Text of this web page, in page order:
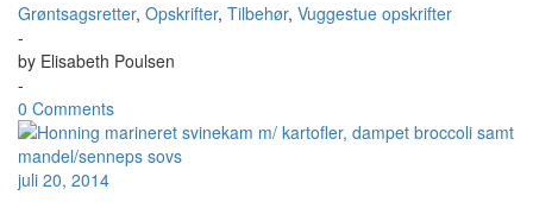
Grøntsagsretter, Opskrifter, Tilbehør, Vuggestue opskrifter
-
by Elisabeth Poulsen
-
0 Comments
juli 20, 2014